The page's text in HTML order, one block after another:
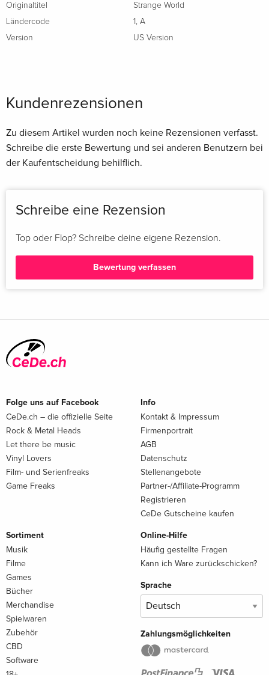
Originaltitel
Strange World
Ländercode
1, A
Version
US Version
Kundenrezensionen
Zu diesem Artikel wurden noch keine Rezensionen verfasst.
Schreibe die erste Bewertung und sei anderen Benutzern bei
der Kaufentscheidung behilflich.
Schreibe eine Rezension
Top oder Flop? Schreibe deine eigene Rezension.
Bewertung verfassen
Folge uns auf Facebook
CeDe.ch – die offizielle Seite
Rock & Metal Heads
Let there be music
Vinyl Lovers
Film- und Serienfreaks
Game Freaks
Info
Kontakt & Impressum
Firmenportrait
AGB
Datenschutz
Stellenangebote
Partner-/Affiliate-Programm
Registrieren
CeDe Gutscheine kaufen
Sortiment
Musik
Filme
Games
Bücher
Merchandise
Spielwaren
Zubehör
CBD
Software
Online-Hilfe
Häufig gestellte Fragen
Kann ich Ware zurückschicken?
Sprache
Zahlungsmöglichkeiten